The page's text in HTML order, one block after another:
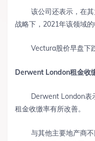
该公司还表示，在
战略下，2021年该领域
Vectura股价早盘下
Derwent London租金收
Derwent London表
租金收缴率有所改善。
与其他主要地产商